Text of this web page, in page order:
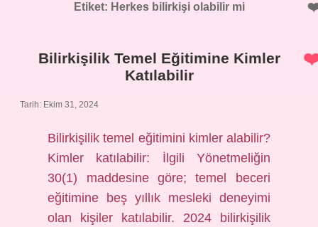
Etiket: Herkes bilirkişi olabilir mi
Bilirkişilik Temel Eğitimine Kimler
Katılabilir
Tarih: Ekim 31, 2024
Bilirkişilik temel eğitimini kimler alabilir?
Kimler katılabilir: İlgili Yönetmeliğin
30(1) maddesine göre; temel beceri
eğitimine beş yıllık mesleki deneyimi
olan kişiler katılabilir. 2024 bilirkişilik